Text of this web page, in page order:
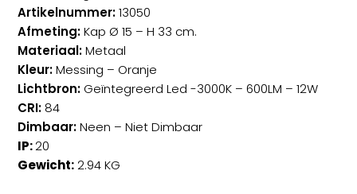
Artikelnummer:13050
Afmeting:Kap Ø 15 – H 33 cm.
Materiaal:Metaal
Kleur:Messing – Oranje
Lichtbron: Geïntegreerd Led -3000K – 600LM – 12W
CRI: 84
Dimbaar:Neen – Niet Dimbaar
IP:20
Gewicht:2.94 KG